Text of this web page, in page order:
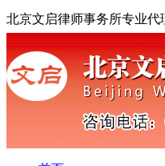
北京文启律师事务所专业